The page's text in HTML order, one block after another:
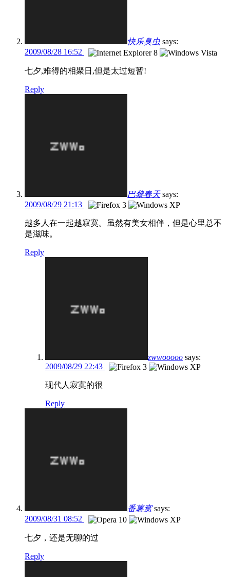
快乐臭虫 says:
2009/08/28 16:52
七夕,难得的相聚日,但是太过短暂!
Reply
巴黎春天 says:
2009/08/29 21:13
越多人在一起越寂寞。虽然有美女相伴，但是心里总不
是滋味。
Reply
zwwooooo says:
2009/08/29 22:43
现代人寂寞的很
Reply
番薯窝 says:
2009/08/31 08:52
七夕，还是无聊的过
Reply